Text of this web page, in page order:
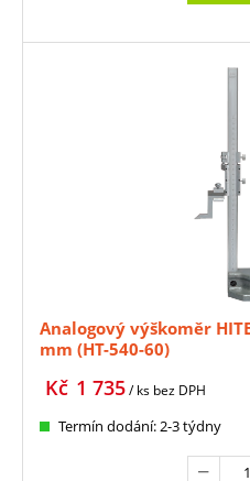
Analogový výškoměr
mm (HT-540-60)
1 735
Kč / ks bez DPH
Termín dodání: 2-3 týdny